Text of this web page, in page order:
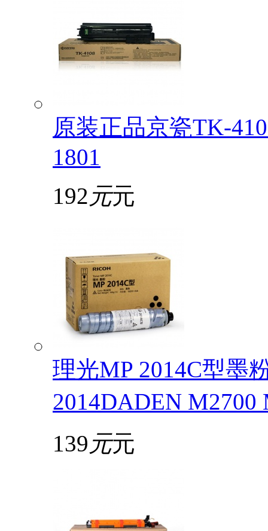
原装正品京瓷TK-
1801
192 元元
理光MP 2014C型墨
2014DADEN
139 元元